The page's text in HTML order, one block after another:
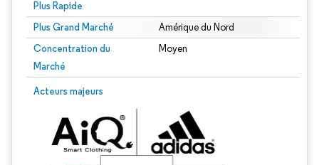
Plus Rapide
Plus Grand Marché Amérique du Nord
Concentration du
Marché
Moyen
Acteurs majeurs
Image © Mordor Intelligence. La réutilisation nécessite une attribution sous CC